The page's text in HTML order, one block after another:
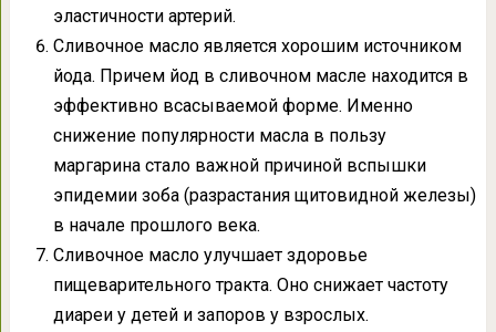
эластичности артерий.
Сливочное масло является хорошим источником
йода. Причем йод в сливочном масле находится в
эффективно всасываемой форме. Именно
снижение популярности масла в пользу
маргарина стало важной причиной вспышки
эпидемии зоба (разрастания щитовидной железы)
в начале прошлого века.
Сливочное масло улучшает здоровье
пищеварительного тракта. Оно снижает частоту
диареи у детей и запоров у взрослых.